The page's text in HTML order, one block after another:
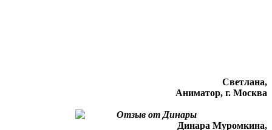
Светлана,
Аниматор, г. Москва
Динара Муромкина,